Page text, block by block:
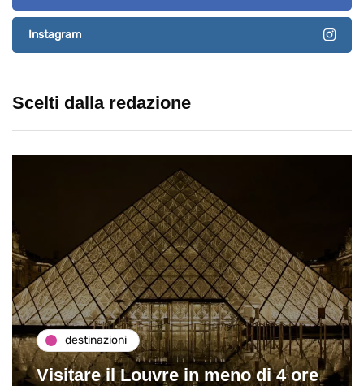
Instagram
Scelti dalla redazione
destinazioni
Visitare il Louvre in meno di 4 ore